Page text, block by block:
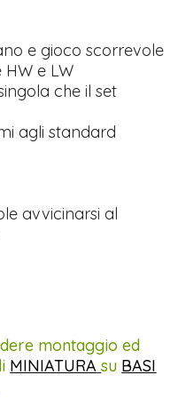
e gioco scorrevole
e LW
che il set
agli standard
avvicinarsi al
montaggio ed
MINIATURA su BASI